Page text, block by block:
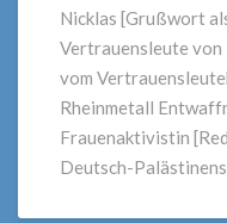
Nicklas [Grußwort
Vertrauensleute
vom
Rheinmetall
Frauenaktivistin
Deutsch-